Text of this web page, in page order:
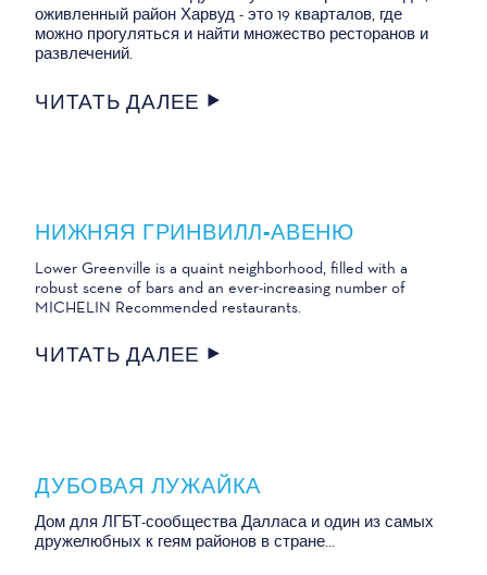
оживленный район Харвуд - это 19 кварталов, где
можно прогуляться и найти множество ресторанов и
развлечений.
ЧИТАТЬ ДАЛЕЕ
НИЖНЯЯ ГРИНВИЛЛ-АВЕНЮ
Lower Greenville is a quaint neighborhood, filled with a
robust scene of bars and an ever-increasing number of
MICHELIN Recommended restaurants.
ЧИТАТЬ ДАЛЕЕ
ДУБОВАЯ ЛУЖАЙКА
Дом для ЛГБТ-сообщества Далласа и один из самых
дружелюбных к геям районов в стране...